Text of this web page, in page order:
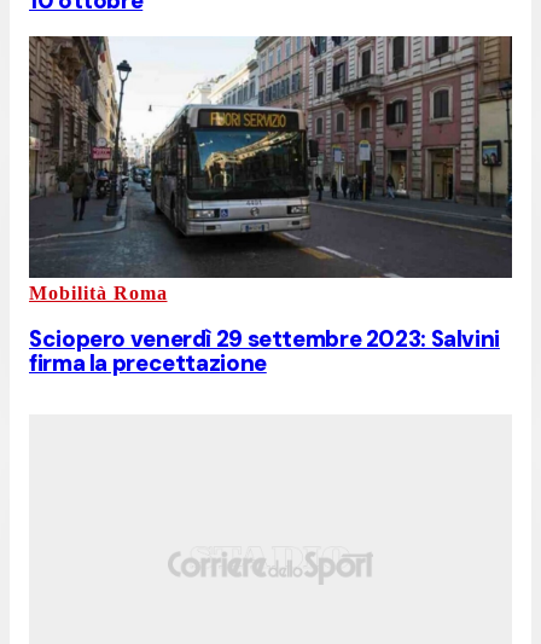
Mobilità Roma
Sciopero venerdì 29 settembre 2023: Salvini
firma la precettazione